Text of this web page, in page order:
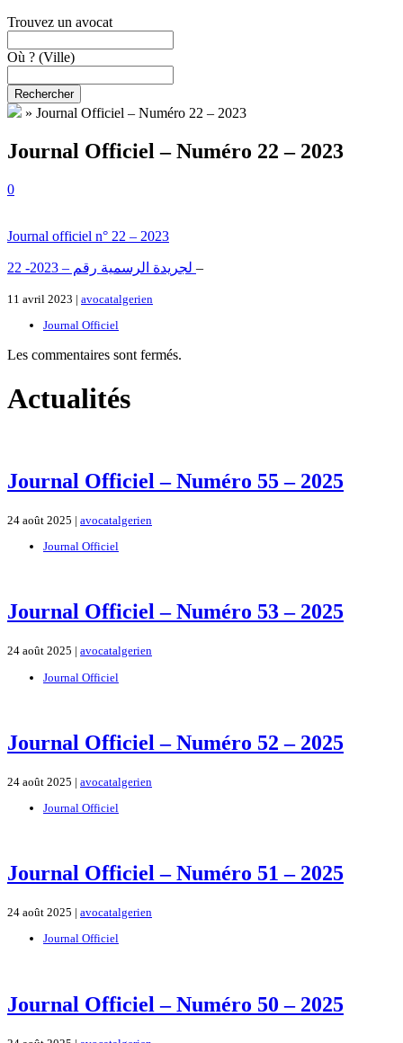
Trouvez un avocat
Où ? (Ville)
Rechercher
» Journal Officiel – Numéro 22 – 2023
Journal Officiel – Numéro 22 – 2023
0
Journal officiel n° 22 – 2023
–
11 avril 2023 | avocatalgerien
Journal Officiel
Les commentaires sont fermés.
Actualités
Journal Officiel – Numéro 55 – 2025
24 août 2025 | avocatalgerien
Journal Officiel
Journal Officiel – Numéro 53 – 2025
24 août 2025 | avocatalgerien
Journal Officiel
Journal Officiel – Numéro 52 – 2025
24 août 2025 | avocatalgerien
Journal Officiel
Journal Officiel – Numéro 51 – 2025
24 août 2025 | avocatalgerien
Journal Officiel
Journal Officiel – Numéro 50 – 2025